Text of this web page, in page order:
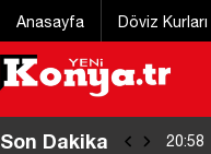
Anasayfa Döviz Kurları
Son Dakika 20:16